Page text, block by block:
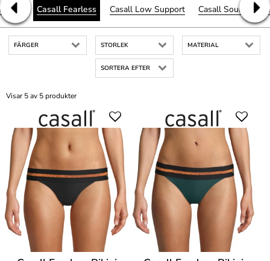
Casall Fearless Casall Low Support Casall Soul
FÄRGER STORLEK MATERIAL
SORTERA EFTER
Visar 5 av 5 produkter